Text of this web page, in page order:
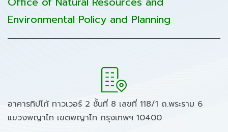
Environmental Policy and Planning
อาคารทิปโก้ ทาวเวอร์ 2 ชั้นที่ 8 เลขที่ 118/1 ถ.พระราม 6
แขวงพญาไท เขตพญาไท กรุงเทพฯ 10400